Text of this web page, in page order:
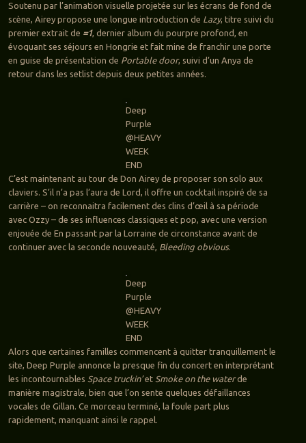
Soutenu par l’animation visuelle projetée sur les écrans de fond de
scène, Airey propose une longue introduction de Lazy, titre suivi du
premier extrait de =1, dernier album du pourpre profond, en
évoquant ses séjours en Hongrie et fait mine de franchir une porte
en guise de présentation de Portable door, suivi d’un Anya de
retour dans les setlist depuis deux petites années.
Deep
Purple
@HEAVY
WEEK
END
C’est maintenant au tour de Don Airey de proposer son solo aux
claviers. S’il n’a pas l’aura de Lord, il offre un cocktail inspiré de sa
carrière – on reconnaitra facilement des clins d’œil à sa période
avec Ozzy – de ses influences classiques et pop, avec une version
enjouée de En passant par la Lorraine de circonstance avant de
continuer avec la seconde nouveauté, Bleeding obvious.
Deep
Purple
@HEAVY
WEEK
END
Alors que certaines familles commencent à quitter tranquillement le
site, Deep Purple annonce la presque fin du concert en interprétant
les incontournables Space truckin’et Smoke on the waterde
manière magistrale, bien que l’on sente quelques défaillances
vocales de Gillan. Ce morceau terminé, la foule part plus
rapidement, manquant ainsi le rappel.